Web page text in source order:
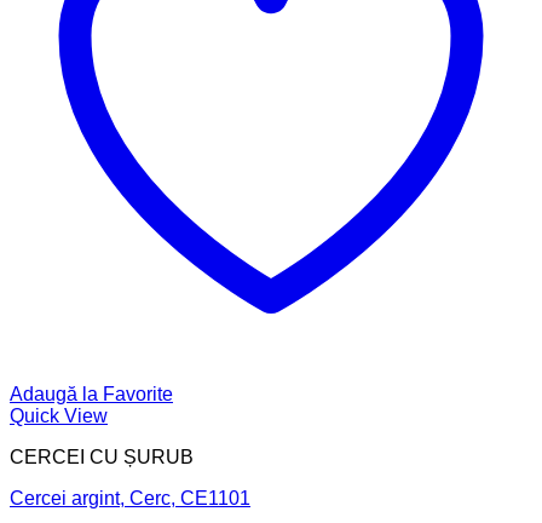
Adaugă la Favorite
Quick View
CERCEI CU ȘURUB
Cercei argint, Cerc, CE1101